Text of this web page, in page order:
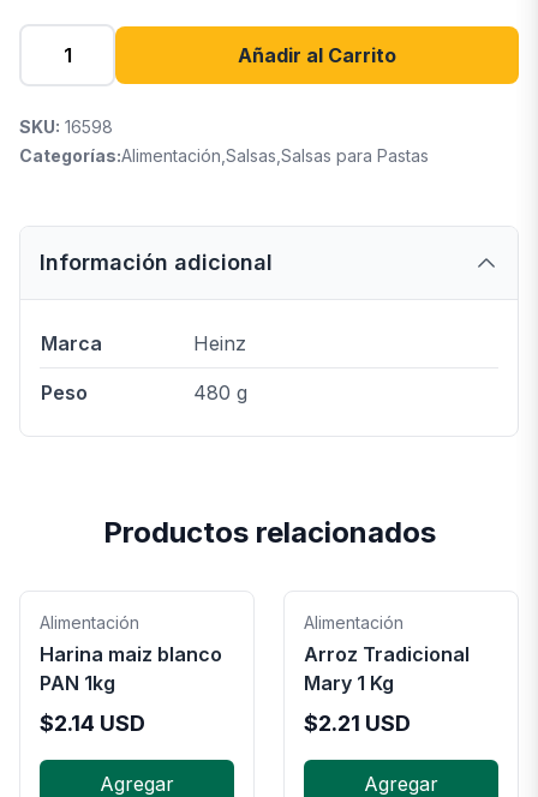
Añadir al Carrito
SKU: 16598
Categorías:Alimentación Salsas Salsas para Pastas
Información adicional
Marca Heinz
Peso 480 g
Productos relacionados
Alimentación
Harina maiz blanco
PAN 1kg
$2.14 USD
Agregar
Alimentación
Arroz Tradicional
Mary 1 Kg
$2.21 USD
Agregar